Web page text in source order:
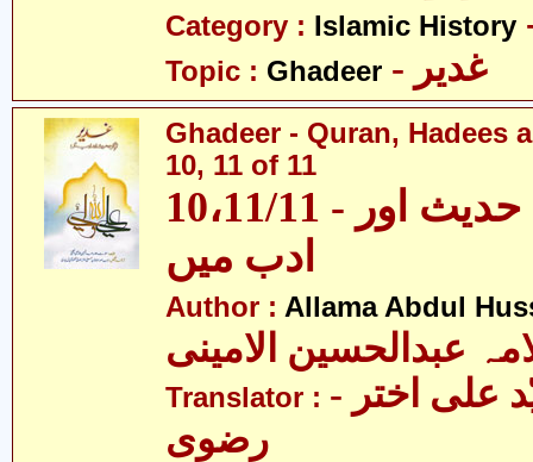
Category : Islamic History
Topic : Ghadeer - غدیر
Ghadeer - Quran, Hadees
10, 11 of 11
10،11/11 - غدیر - قرآن، حدیث اور
ادب میں
Author : Allama Abdul
عبدالحسین الامینی
Translator : - مولانا سیّد علی اختر
رضوی